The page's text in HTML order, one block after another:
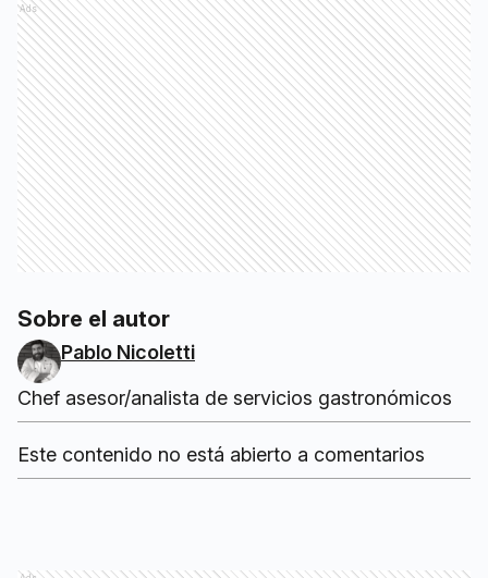
Ads
Sobre el autor
Pablo Nicoletti
Chef asesor/analista de servicios gastronómicos
Este contenido no está abierto a comentarios